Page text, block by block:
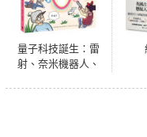
量子科技誕生：雷
射、奈米機器人、